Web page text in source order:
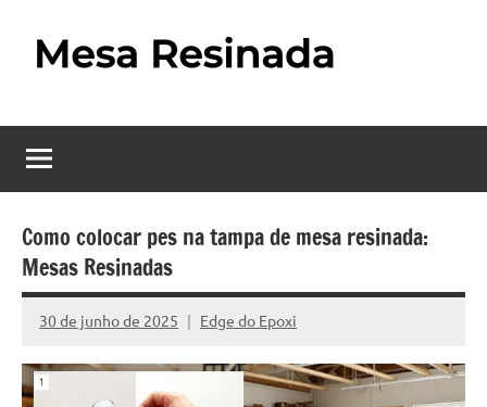
Resinada
–
Como
Fazer
uma
Mesa
o
fascinante
mesas
resinadas,
onde
elegância
da
madeira
Como colocar pes na tampa de mesa resinada:
Mesas Resinadas
30 de junho de 2025 Edge do Epoxi
Nenhum
Comentário